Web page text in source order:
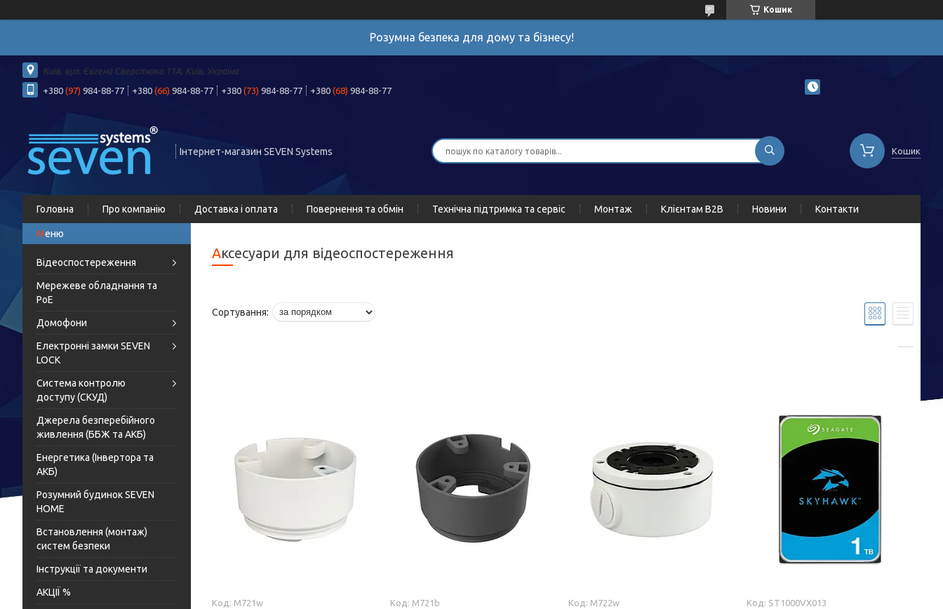
Кошик
Розумна безпека для дому та бізнесу!
Київ, вул. Євгена Сверстюка 11А, Київ, Україна
+380 (97) 984-88-77 +380 (66) 984-88-77 +380 (73) 984-88-77 +380 (68) 984-88-77
Інтернет-магазин SEVEN Systems Кошик
Головна Про компанію Доставка і оплата Повернення та обмін Технічна підтримка та сервіс Монтаж Клієнтам B2B Новини Контакти
Відеоспостереження
Мережеве обладнання та
PoE
Домофони
Електронні замки SEVEN
LOCK
Система контролю
доступу (СКУД)
Джерела безперебійного
живлення (ББЖ та АКБ)
Енергетика (Інвертора та
АКБ)
Розумний будинок SEVEN
HOME
Встановлення (монтаж)
систем безпеки
Інструкції та документи
АКЦІЇ %
Аксесуари для відеоспостереження
M721w M721b M722w ST1000VX013